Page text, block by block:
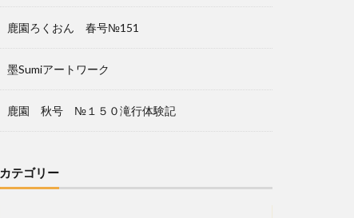
鹿園ろくおん 春号№151
墨Sumiアートワーク
鹿園 秋号 №１５０滝行体験記
カテゴリー